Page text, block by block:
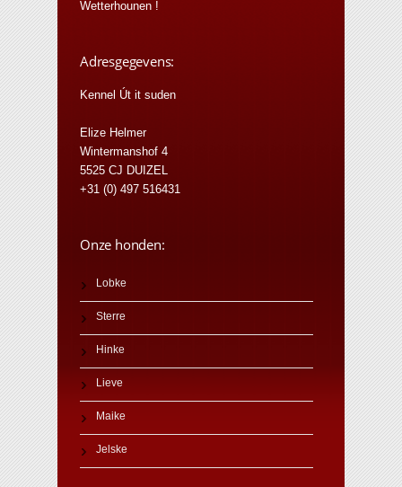
Wetterhounen !
Adresgegevens:
Kennel Út it suden
Elize Helmer
Wintermanshof 4
5525 CJ DUIZEL
+31 (0) 497 516431
Onze honden:
Lobke
Sterre
Hinke
Lieve
Maike
Jelske